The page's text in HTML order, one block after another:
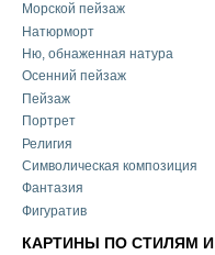
Морской пейзаж
Натюрморт
Ню, обнаженная натура
Осенний пейзаж
Пейзаж
Портрет
Религия
Символическая композиция
Фантазия
Фигуратив
КАРТИНЫ ПО СТИЛЯМ И